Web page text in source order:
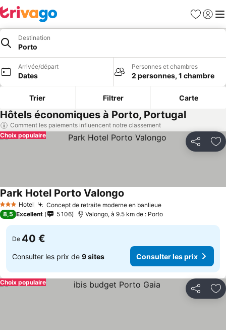
Favoris
Se
Destination
Porto
Arrivée/départ
Dates
Personnes et chambres
2 personnes, 1 chambre
Trier Filtrer Carte
Hôtels économiques à Porto, Portugal
Comment les paiements influencent notre classement
Partager
Choix populaire
3 ÉtoilesHotel Concept de retraite moderne en banlieueConsulter les
Park Hotel Porto Valongo
8,5 Excellent 5 106 Valongo, à 9.5 km de : Porto
De 40 €
Consulter les prix de 9 sites Consulter les prix
Partager
Choix populaire